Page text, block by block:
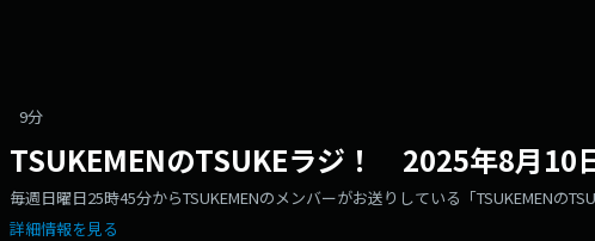
9分
TSUKEMENのTSUKEラジ！ 2025年8月10
毎週日曜日25時45分からTSUKEMENのメンバーがお送りしている「TSUKEMENの
詳細情報を見る